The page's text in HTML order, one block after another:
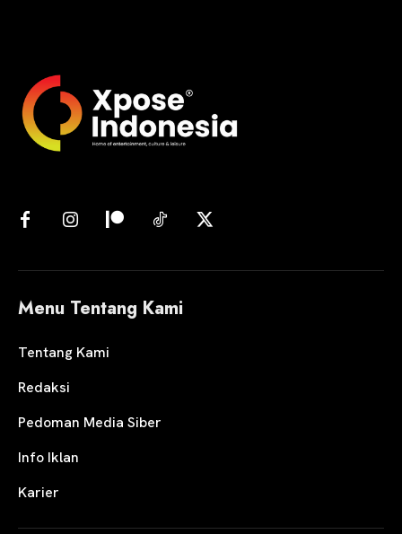
Menu Tentang Kami
Tentang Kami
Redaksi
Pedoman Media Siber
Info Iklan
Karier